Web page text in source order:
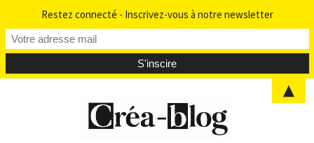
Restez connecté - Inscrivez-vous à notre newsletter
▲